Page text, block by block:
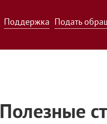
Поддержка Подать
Полезные